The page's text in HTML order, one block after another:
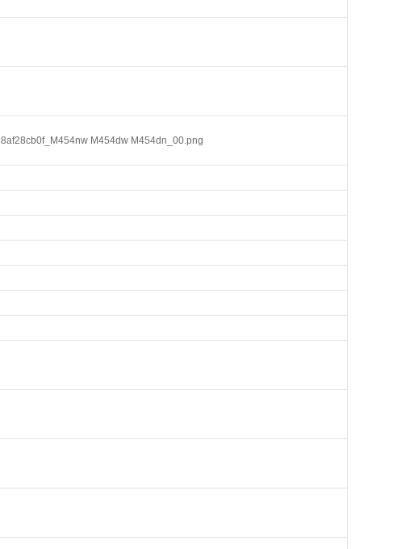
M454dw M454dn_00.png